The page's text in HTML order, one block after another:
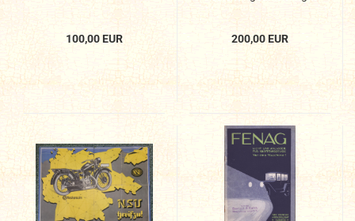
100,00 EUR 200,00 EUR